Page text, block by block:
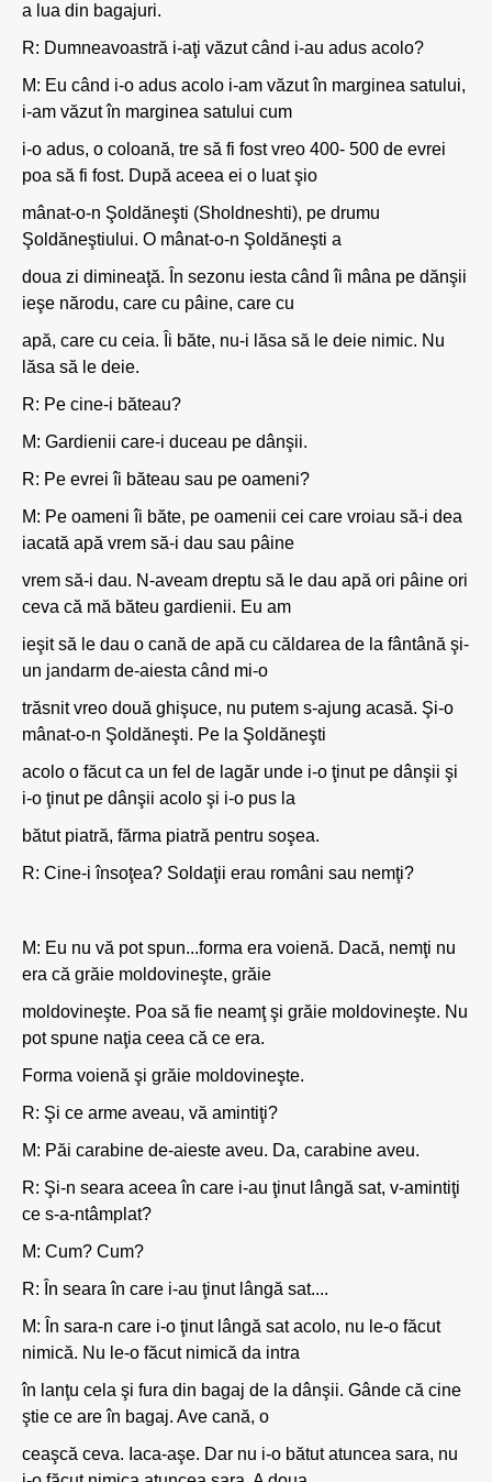
a lua din bagajuri.
R: Dumneavoastră i-aţi văzut când i-au adus acolo?
M: Eu când i-o adus acolo i-am văzut în marginea satului,
i-am văzut în marginea satului cum
i-o adus, o coloană, tre să fi fost vreo 400- 500 de evrei
poa să fi fost. După aceea ei o luat şio
mânat-o-n Şoldăneşti (Sholdneshti), pe drumu
Şoldăneştiului. O mânat-o-n Şoldăneşti a
doua zi dimineaţă. În sezonu iesta când îi mâna pe dănşii
ieşe nărodu, care cu pâine, care cu
apă, care cu ceia. Îi băte, nu-i lăsa să le deie nimic. Nu
lăsa să le deie.
R: Pe cine-i băteau?
M: Gardienii care-i duceau pe dânşii.
R: Pe evrei îi băteau sau pe oameni?
M: Pe oameni îi băte, pe oamenii cei care vroiau să-i dea
iacată apă vrem să-i dau sau pâine
vrem să-i dau. N-aveam dreptu să le dau apă ori pâine ori
ceva că mă băteu gardienii. Eu am
ieşit să le dau o cană de apă cu căldarea de la fântână şi-
un jandarm de-aiesta când mi-o
trăsnit vreo două ghişuce, nu putem s-ajung acasă. Şi-o
mânat-o-n Şoldăneşti. Pe la Şoldăneşti
acolo o făcut ca un fel de lagăr unde i-o ţinut pe dânşii şi
i-o ţinut pe dânşii acolo şi i-o pus la
bătut piatră, fărma piatră pentru soşea.
R: Cine-i însoţea? Soldaţii erau români sau nemţi?
M: Eu nu vă pot spun...forma era voienă. Dacă, nemţi nu
era că grăie moldovineşte, grăie
moldovineşte. Poa să fie neamţ şi grăie moldovineşte. Nu
pot spune naţia ceea că ce era.
Forma voienă şi grăie moldovineşte.
R: Şi ce arme aveau, vă amintiţi?
M: Păi carabine de-aieste aveu. Da, carabine aveu.
R: Şi-n seara aceea în care i-au ţinut lângă sat, v-amintiţi
ce s-a-ntâmplat?
M: Cum? Cum?
R: În seara în care i-au ţinut lângă sat....
M: În sara-n care i-o ţinut lângă sat acolo, nu le-o făcut
nimică. Nu le-o făcut nimică da intra
în lanţu cela şi fura din bagaj de la dânşii. Gânde că cine
ştie ce are în bagaj. Ave cană, o
ceaşcă ceva. Iaca-aşe. Dar nu i-o bătut atuncea sara, nu